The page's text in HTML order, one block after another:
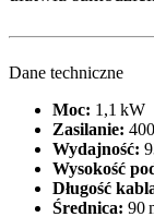
Dane techniczne
Moc: 1,1 kW
Zasilanie:
Wydajność:
Wysokość
Długość
Średnica: 90